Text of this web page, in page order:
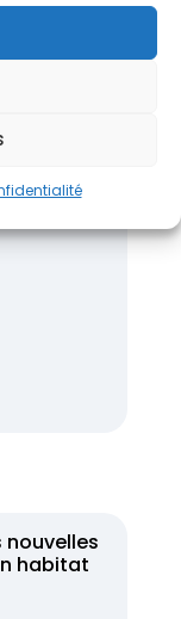
nouvelles
habitat